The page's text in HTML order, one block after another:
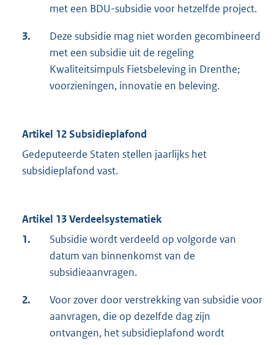
met een BDU-subsidie voor hetzelfde project.
3.
Deze subsidie mag niet worden gecombineerd
met een subsidie uit de regeling
Kwaliteitsimpuls Fietsbeleving in Drenthe;
voorzieningen, innovatie en beleving.
Artikel 12 Subsidieplafond
Gedeputeerde Staten stellen jaarlijks het
subsidieplafond vast.
Artikel 13 Verdeelsystematiek
1.
Subsidie wordt verdeeld op volgorde van
datum van binnenkomst van de
subsidieaanvragen.
2.
Voor zover door verstrekking van subsidie voor
aanvragen, die op dezelfde dag zijn
ontvangen, het subsidieplafond wordt